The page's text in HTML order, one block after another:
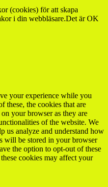
(cookies) för att skapa
i din webbläsare.Det är OK
your experience while you
these, the cookies that are
your browser as they are
of the website. We
us analyze and understand how
will be stored in your browser
the option to opt-out of these
cookies may affect your